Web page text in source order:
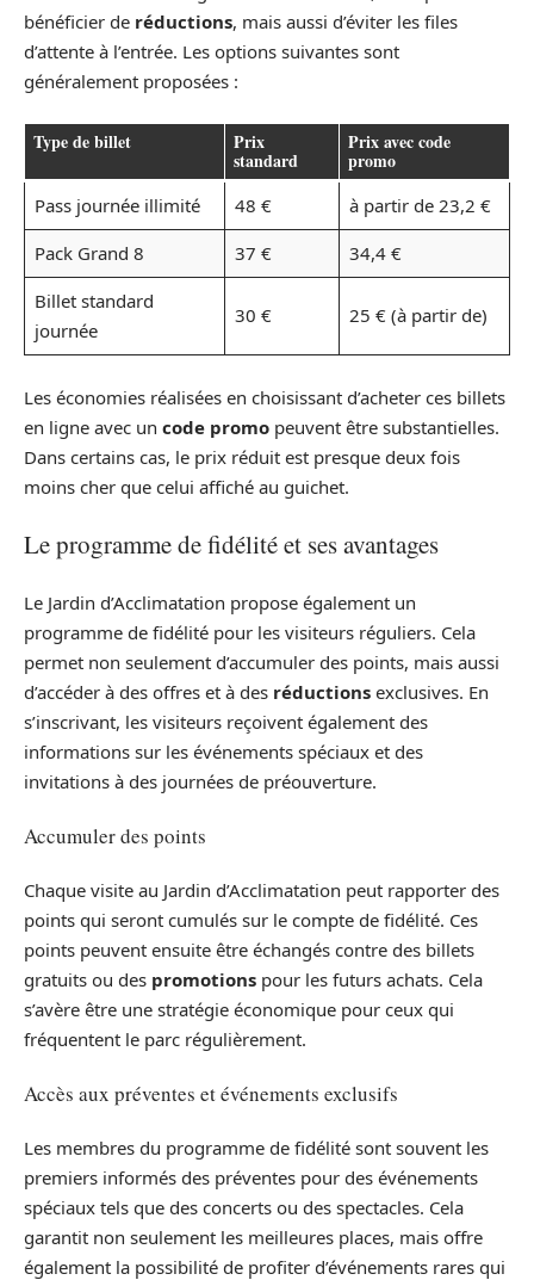
bénéficier de réductions, mais aussi d’éviter les files
d’attente à l’entrée. Les options suivantes sont
généralement proposées :
Type de billet Prix
standard
Prix avec code
promo
Pass journée illimité 48 €
à partir de 23,2 €
Pack Grand 8
37 €
34,4 €
Billet standard
journée
30 € 25 € (à partir de)
Les économies réalisées en choisissant d’acheter ces billets
en ligne avec un code promo peuvent être substantielles.
Dans certains cas, le prix réduit est presque deux fois
moins cher que celui affiché au guichet.
Le programme de fidélité et ses avantages
Le Jardin d’Acclimatation propose également un
programme de fidélité pour les visiteurs réguliers. Cela
permet non seulement d’accumuler des points, mais aussi
d’accéder à des offres et à des réductions exclusives. En
s’inscrivant, les visiteurs reçoivent également des
informations sur les événements spéciaux et des
invitations à des journées de préouverture.
Accumuler des points
Chaque visite au Jardin d’Acclimatation peut rapporter des
points qui seront cumulés sur le compte de fidélité. Ces
points peuvent ensuite être échangés contre des billets
gratuits ou des promotions pour les futurs achats. Cela
s’avère être une stratégie économique pour ceux qui
fréquentent le parc régulièrement.
Accès aux préventes et événements exclusifs
Les membres du programme de fidélité sont souvent les
premiers informés des préventes pour des événements
spéciaux tels que des concerts ou des spectacles. Cela
garantit non seulement les meilleures places, mais offre
également la possibilité de profiter d’événements rares qui